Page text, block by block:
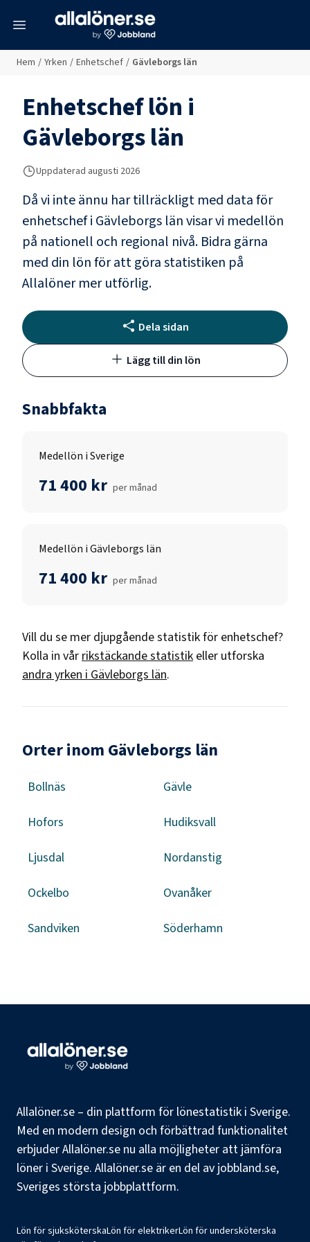
Hem / Yrken / Enhetschef / Gävleborgs län
Enhetscheflön i
Gävleborgs län
Uppdaterad augusti 2026
Då vi inte ännu har tillräckligt med data för
enhetschefi Gävleborgs länvisar vi medellön
på nationell och regional nivå. Bidra gärna
med din lön för att göra statistiken på
Allalöner mer utförlig.
Dela sidan
Lägg till din lön
Snabbfakta
Medellön i Sverige
71 400 kr per månad
Medellön i Gävleborgs län
71 400 kr per månad
Vill du se mer djupgående statistik för enhetschef?
Kolla in vår rikstäckande statistik eller utforska
andra yrken i Gävleborgs län.
Orter inom Gävleborgs län
Bollnäs Gävle
Hofors Hudiksvall
Ljusdal Nordanstig
Ockelbo Ovanåker
Sandviken Söderhamn
Allalöner.se – din plattform för lönestatistik i Sverige.
Med en modern design och förbättrad funktionalitet
erbjuder Allalöner.se nu alla möjligheter att jämföra
löner i Sverige. Allalöner.se är en del av jobbland.se,
Sveriges största jobbplattform.
Lön för sjuksköterskaLön för elektrikerLön för undersköterska